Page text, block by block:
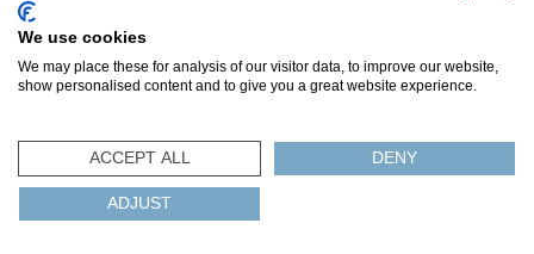
We use cookies
We may place these for analysis of our visitor data, to improve our website,
show personalised content and to give you a great website experience.
ACCEPT ALL DENY
ADJUST